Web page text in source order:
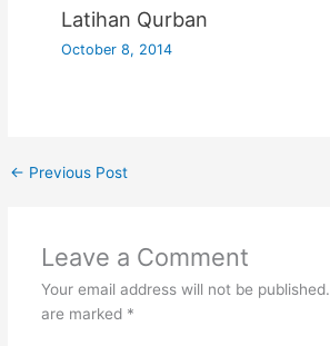
Latihan Qurban
October 8, 2014
← Previous Post
Leave a Comment
Your email address will not be published.
are marked *